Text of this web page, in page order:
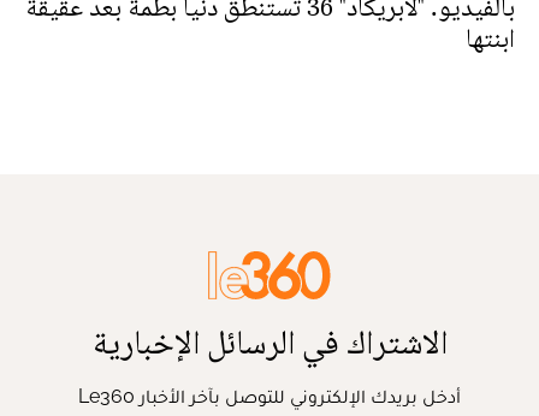
بالفيديو. "لابريكاد" 36 تستنطق دنيا بطمة بعد عقيقة
ابنتها
الاشتراك في الرسائل الإخبارية
أدخل بريدك الإلكتروني للتوصل بآخر الأخبار Le360